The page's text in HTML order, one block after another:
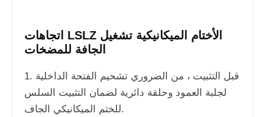
اتجاهات LSLZ الأختام الميكانيكية تشغيل
الجافة للمضخات
1. قبل التثبيت ، من الضروري تشحيم الفتحة الداخلية
لجلبة العمود وحلقة دائرية لضمان التثبيت السلس
للختم الميكانيكي الجاف.